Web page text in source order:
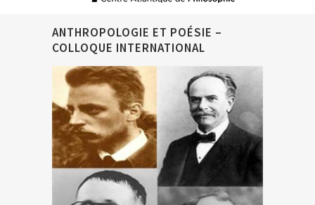
ANTHROPOLOGIE ET POÉSIE –
COLLOQUE INTERNATIONAL